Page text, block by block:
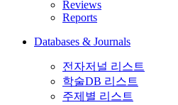
Reviews
Reports
Databases & Journals
전자저널 리스트
학술DB 리스트
주제별 리스트